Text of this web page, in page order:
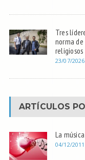
Tres
norma
religiosos
23/07/2026
ARTÍCULOS
La
04/12/2011